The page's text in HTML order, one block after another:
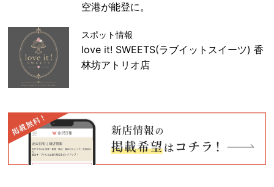
空港が能登に。
スポット情報
love it! SWEETS(ラブイットスイーツ) 香
林坊アトリオ店